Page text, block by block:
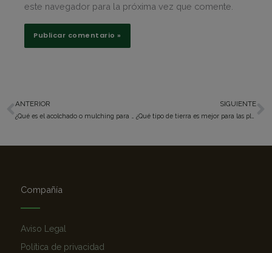
este navegador para la próxima vez que comente.
Ant
ANTERIOR
¿Qué es el acolchado o mulching para tu jardín o huerto?
SIGUIENTE
¿Qué tipo de tierra es mejor para las plantas? ¡Ven y descubre más!
Compañía
Aviso Legal
Política de privacidad